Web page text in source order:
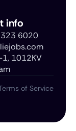
info
6020
1012KV
of Service